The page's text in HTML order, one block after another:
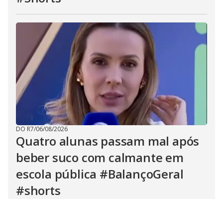
DO R7/06/08/2026
Quatro alunas passam mal após
beber suco com calmante em
escola pública #BalançoGeral
#shorts